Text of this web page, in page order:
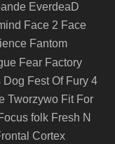
EverdeaD
Face 2 Face
Fantom
Fear Factory
Dog Fest Of Fury 4
Tworzywo Fit For
folk Fresh N
Cortex